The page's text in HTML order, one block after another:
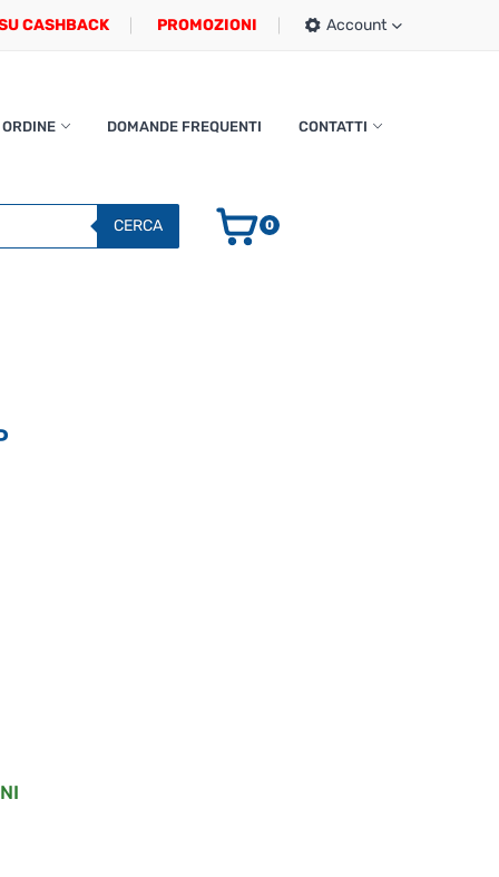
CASHBACK PROMOZIONI Account
DOMANDE FREQUENTI CONTATTI
CERCA 0